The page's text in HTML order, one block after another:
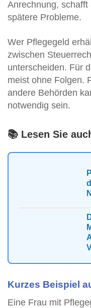
Anrechnung,
spätere Probleme.
Wer Pflegegeld
zwischen
unterscheiden. Für
meist ohne Folgen.
andere Behörden
notwendig sein.
📚 Lesen Sie
Kurzes Beispiel
Eine Frau mit